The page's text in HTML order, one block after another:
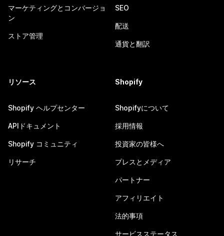
マーケティングとコンバージョ
ン
ストア管理
SEO
配送
通貨と翻訳
リソース
Shopify ヘルプセンター
APIドキュメント
Shopify コミュニティ
リサーチ
Shopify
Shopifyについて
採用情報
投資家の皆様へ
プレスとメディア
パートナー
アフィリエイト
法的事項
サービスステータス